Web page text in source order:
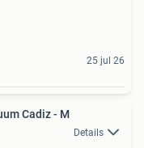
25 jul 26
Cadiz - M
Details